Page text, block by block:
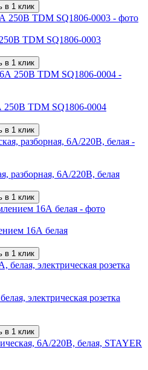
в 1 клик
TDM SQ1806-0003
в 1 клик
250В TDM SQ1806-0004
в 1 клик
разборная, 6А/220В, белая
в 1 клик
16А белая
в 1 клик
электрическая розетка
в 1 клик